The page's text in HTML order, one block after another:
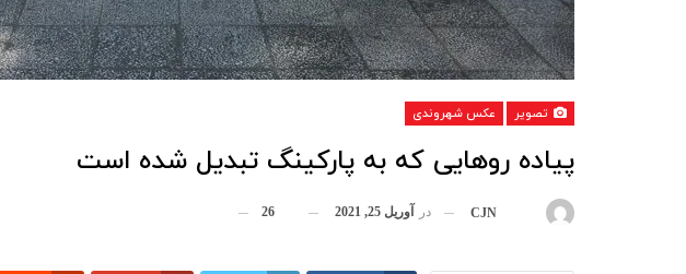
تصویر عکس شهروندی
پیاده روهایی که به پارکینگ تبدیل شده است
CJN در آوریل 25, 2021 26